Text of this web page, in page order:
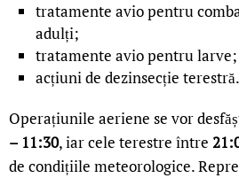
tratamente avio pentru
adulți;
tratamente avio pentru larve;
acțiuni de dezinsecție terestră.
Operațiunile aeriene se vor
– 11:30, iar cele terestre între
de condițiile meteorologice.